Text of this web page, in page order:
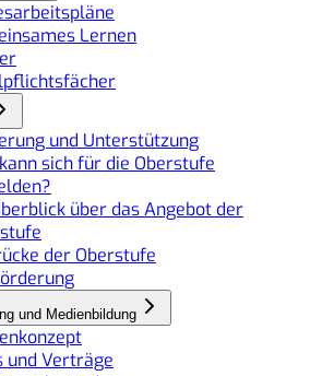
Lernen
und Unterstützung
sich für die Oberstufe
über das Angebot der
der Oberstufe
und Medienbildung
und Verträge